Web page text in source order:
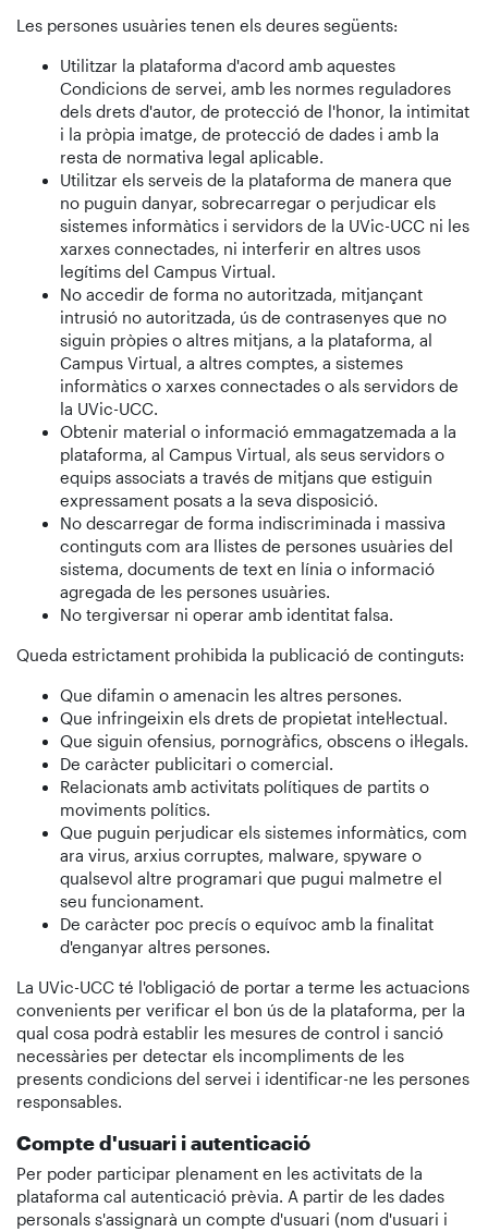
Les persones usuàries tenen els deures següents:
Utilitzar la plataforma d'acord amb aquestes
Condicions de servei, amb les normes reguladores
dels drets d'autor, de protecció de l'honor, la intimitat
i la pròpia imatge, de protecció de dades i amb la
resta de normativa legal aplicable.
Utilitzar els serveis de la plataforma de manera que
no puguin danyar, sobrecarregar o perjudicar els
sistemes informàtics i servidors de la UVic-UCC ni les
xarxes connectades, ni interferir en altres usos
legítims del Campus Virtual.
No accedir de forma no autoritzada, mitjançant
intrusió no autoritzada, ús de contrasenyes que no
siguin pròpies o altres mitjans, a la plataforma, al
Campus Virtual, a altres comptes, a sistemes
informàtics o xarxes connectades o als servidors de
la UVic-UCC.
Obtenir material o informació emmagatzemada a la
plataforma, al Campus Virtual, als seus servidors o
equips associats a través de mitjans que estiguin
expressament posats a la seva disposició.
No descarregar de forma indiscriminada i massiva
continguts com ara llistes de persones usuàries del
sistema, documents de text en línia o informació
agregada de les persones usuàries.
No tergiversar ni operar amb identitat falsa.
Queda estrictament prohibida la publicació de continguts:
Que difamin o amenacin les altres persones.
Que infringeixin els drets de propietat intel·lectual.
Que siguin ofensius, pornogràfics, obscens o il·legals.
De caràcter publicitari o comercial.
Relacionats amb activitats polítiques de partits o
moviments polítics.
Que puguin perjudicar els sistemes informàtics, com
ara virus, arxius corruptes, malware, spyware o
qualsevol altre programari que pugui malmetre el
seu funcionament.
De caràcter poc precís o equívoc amb la finalitat
d'enganyar altres persones.
La UVic-UCC té l'obligació de portar a terme les actuacions
convenients per verificar el bon ús de la plataforma, per la
qual cosa podrà establir les mesures de control i sanció
necessàries per detectar els incompliments de les
presents condicions del servei i identificar-ne les persones
responsables.
Compte d'usuari i autenticació
Per poder participar plenament en les activitats de la
plataforma cal autenticació prèvia. A partir de les dades
personals s'assignarà un compte d'usuari (nom d'usuari i